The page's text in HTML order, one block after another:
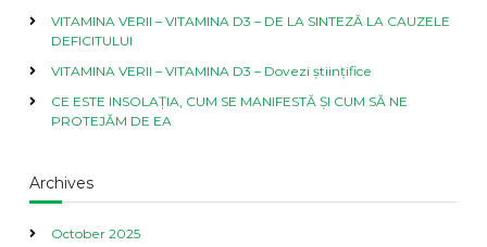
VITAMINA VERII – VITAMINA D3 – DE LA SINTEZĂ LA CAUZELE
DEFICITULUI
VITAMINA VERII – VITAMINA D3 – Dovezi științifice
CE ESTE INSOLAȚIA, CUM SE MANIFESTĂ ȘI CUM SĂ NE
PROTEJĂM DE EA
Archives
October 2025